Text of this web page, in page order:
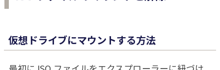
仮想ドライブにマウントする方法